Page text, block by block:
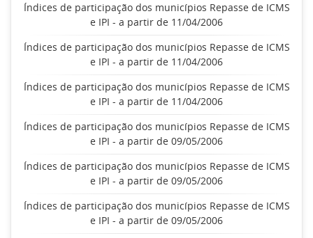
Índices de participação dos municípios Repasse de ICMS
e IPI - a partir de 11/04/2006
Índices de participação dos municípios Repasse de ICMS
e IPI - a partir de 11/04/2006
Índices de participação dos municípios Repasse de ICMS
e IPI - a partir de 11/04/2006
Índices de participação dos municípios Repasse de ICMS
e IPI - a partir de 09/05/2006
Índices de participação dos municípios Repasse de ICMS
e IPI - a partir de 09/05/2006
Índices de participação dos municípios Repasse de ICMS
e IPI - a partir de 09/05/2006